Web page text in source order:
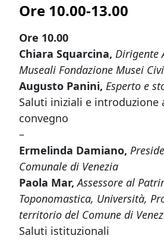
Ore 10.00-13.00
Ore 10.00
Chiara Squarcina, Dirigente
Museali Fondazione Musei
Augusto Panini, Esperto e
Saluti iniziali e introduzione
convegno
–
Ermelinda Damiano,
Comunale di Venezia
Paola Mar,Assessore al
Toponomastica, Università,
territorio del Comune di
Saluti istituzionali